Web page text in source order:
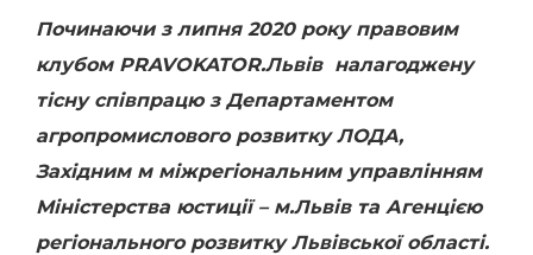
Починаючи з липня 2020 року правовим
клубом PRAVOKATOR.Львів налагоджену
тісну співпрацю з Департаментом
агропромислового розвитку ЛОДА,
Західним м міжрегіональним управлінням
Міністерства юстиції – м.Львів та Агенцією
регіонального розвитку Львівської області.